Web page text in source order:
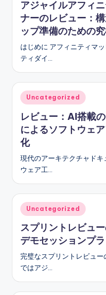
アジャイルアフィ
ナーのレビュー：
ップ準備のための
はじめに アフィニティマ
ティダイ…
Posted
in
Uncategorized
レビュー：AI搭載
によるソフトウェ
化
現代のアーキテクチャドキ
ウェア工…
Posted
in
Uncategorized
スプリントレビュ
デモセッションプ
完璧なスプリントレビュ
ではアジ…